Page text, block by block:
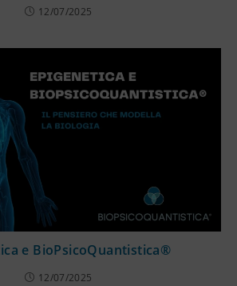
12/07/2025
e BioPsicoQuantistica®
12/07/2025